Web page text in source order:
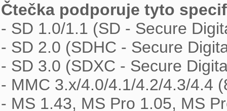
Čtečka podporuje tyto
- SD 1.0/1.1 (SD - Secure
- SD 2.0 (SDHC - Secure
- SD 3.0 (SDXC - Secure
- MMC 3.x/4.0/4.1/4.2/4.3/4.4
- MS 1.43, MS Pro 1.05, MS